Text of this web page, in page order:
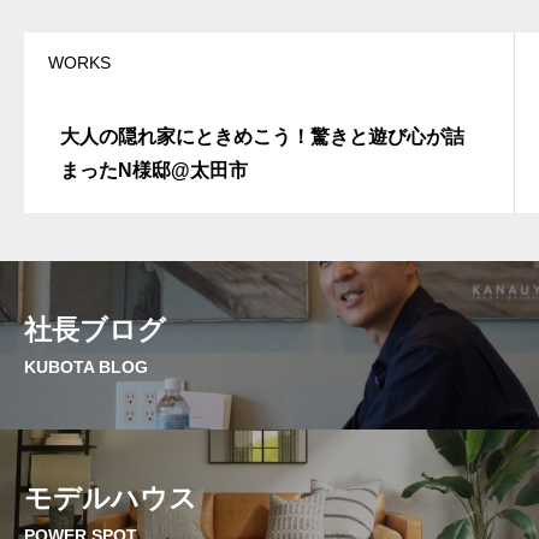
WORKS
大人の隠れ家にときめこう！驚きと遊び心が詰
まったN様邸@太田市
社長ブログ
KUBOTA BLOG
モデルハウス
POWER SPOT